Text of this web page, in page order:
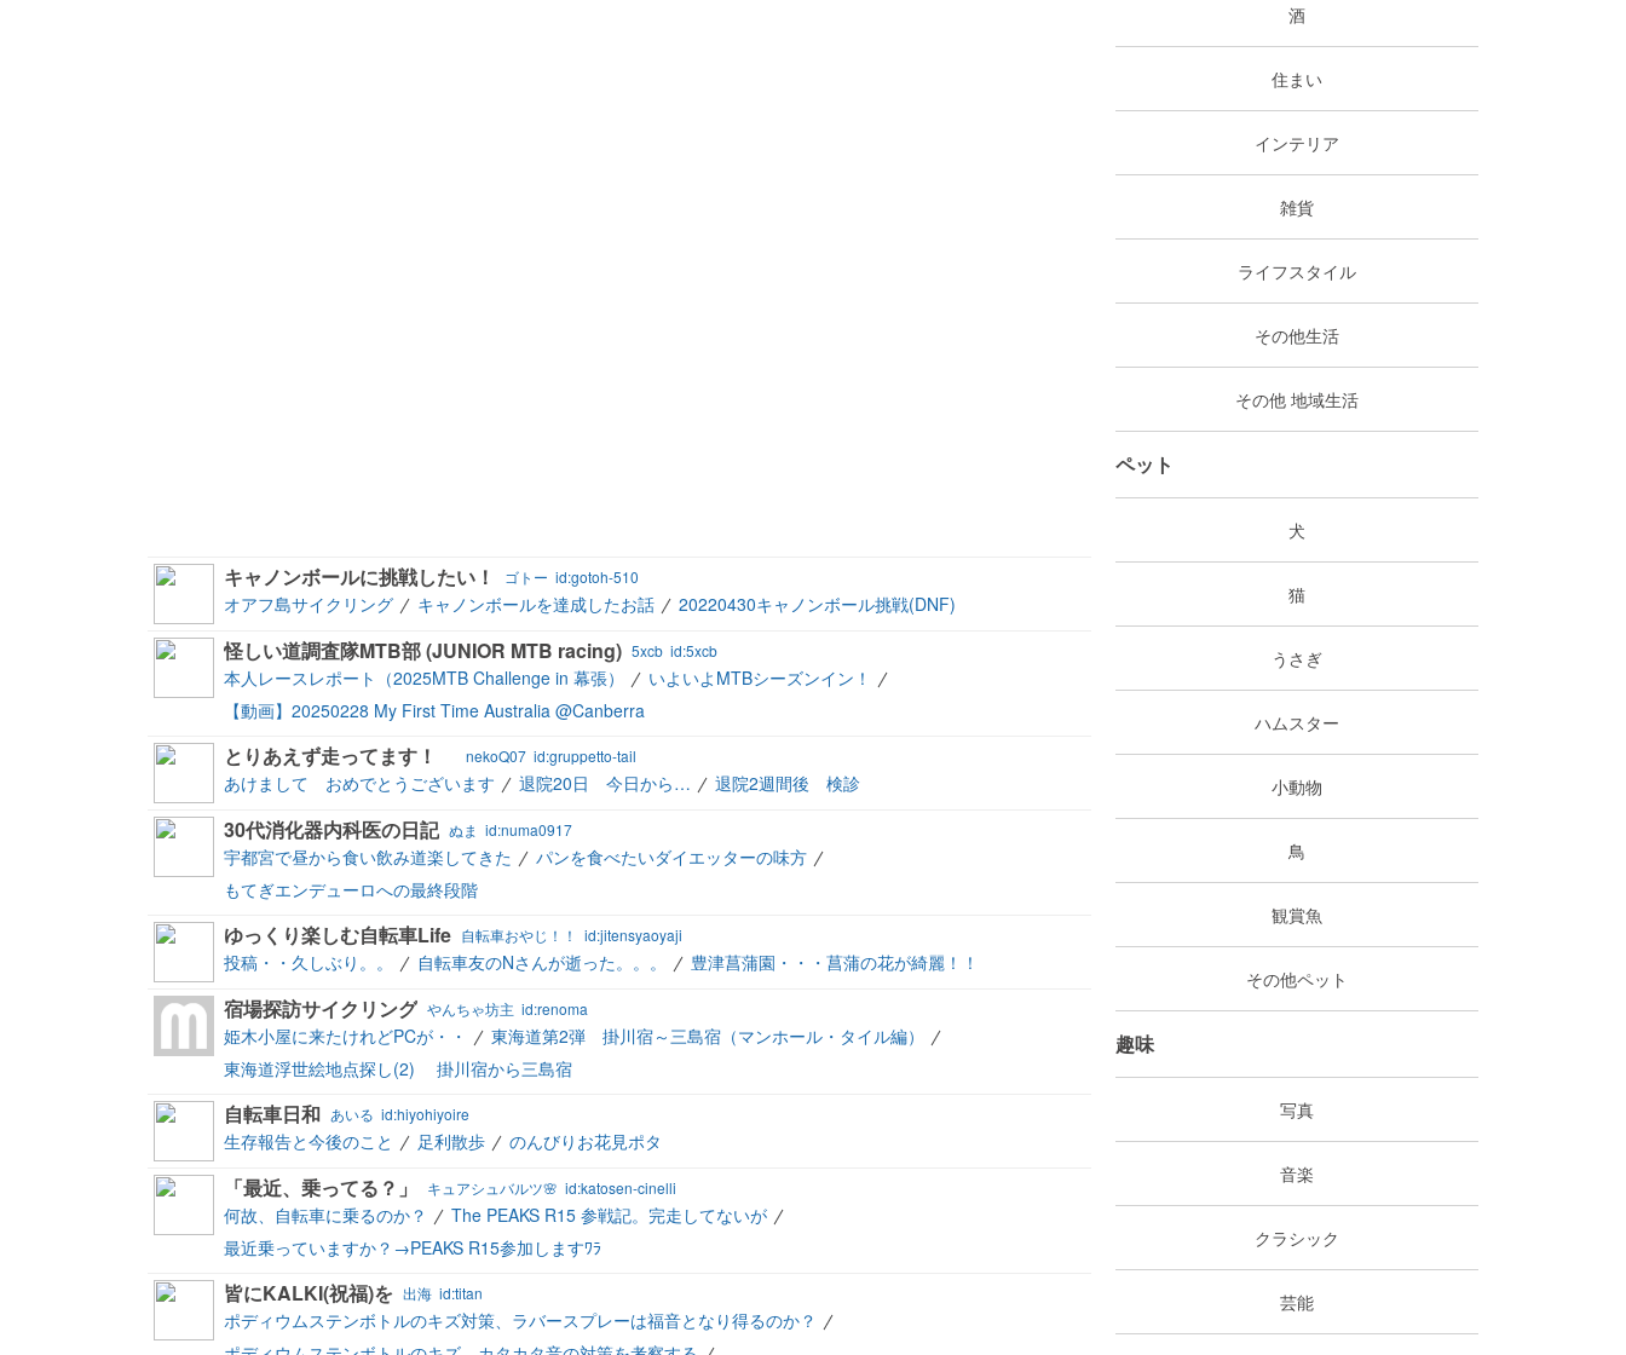
キャノンボールに挑戦したい！ ゴトー id:gotoh-510
オアフ島サイクリング キャノンボールを達成したお話 20220430キャノンボール挑戦(DNF)
怪しい道調査隊MTB部 (JUNIOR MTB racing) 5xcb id:5xcb
本人レースレポート（2025MTB Challenge in 幕張）
いよいよMTBシーズンイン！
【動画】20250228 My First Time Australia @Canberra
とりあえず走ってます！ nekoQ07 id:gruppetto-tail
あけまして おめでとうございます 退院20日 今日から… 退院2週間後 検診
30代消化器内科医の日記 ぬま id:numa0917
宇都宮で昼から食い飲み道楽してきた
パンを食べたいダイエッターの味方
もてぎエンデューロへの最終段階
ゆっくり楽しむ自転車Life 自転車おやじ！！ id:jitensyaoyaji
投稿・・久しぶり。。 自転車友のNさんが逝った。。。 豊津菖蒲園・・・菖蒲の花が綺麗！！
宿場探訪サイクリング やんちゃ坊主 id:renoma
姫木小屋に来たけれどPCが・・
東海道第2弾 掛川宿～三島宿（マンホール・タイル編）
東海道浮世絵地点探し(2) 掛川宿から三島宿
自転車日和 あいる id:hiyohiyoire
生存報告と今後のこと 足利散歩 のんびりお花見ポタ
「最近、乗ってる？」 キュアシュバルツ🌸 id:katosen-cinelli
何故、自転車に乗るのか？
The PEAKS R15 参戦記。完走してないが
最近乗っていますか？→PEAKS R15参加しますﾜﾗ
皆にKALKI(祝福)を 出海 id:titan
ポディウムステンボトルのキズ対策、ラバースプレーは福音となり得るのか？
酒
住まい
インテリア
雑貨
ライフスタイル
その他生活
その他 地域生活
ペット
犬
猫
うさぎ
ハムスター
小動物
鳥
観賞魚
その他ペット
趣味
写真
音楽
クラシック
芸能